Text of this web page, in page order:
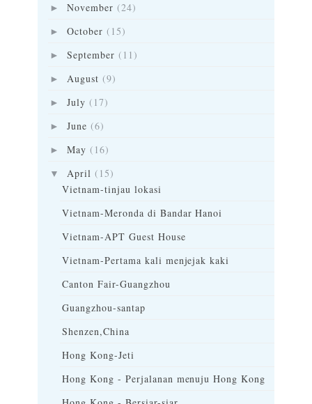
► November (24)
► October (15)
► September (11)
► August (9)
► July (17)
► June (6)
► May (16)
▼ April (15)
Vietnam-tinjau lokasi
Vietnam-Meronda di Bandar Hanoi
Vietnam-APT Guest House
Vietnam-Pertama kali menjejak kaki
Canton Fair-Guangzhou
Guangzhou-santap
Shenzen,China
Hong Kong-Jeti
Hong Kong - Perjalanan menuju Hong Kong